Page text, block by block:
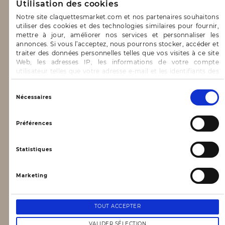
Utilisation des cookies
Notre site claquettesmarket.com et nos partenaires souhaitons
utiliser des cookies et des technologies similaires pour fournir,
mettre à jour, améliorer nos services et personnaliser les
annonces. Si vous l’acceptez, nous pourrons stocker, accéder et
traiter des données personnelles telles que vos visites à ce site
Web, les adresses IP, les informations de votre compte
utilisateur telles que votre adresse e-mail et les identifiants des
cookies.
Vous avez le choix d’« Accepter » pour consentir à ces
utilisations, de « Refuser » pour vous y opposer ou
de sélectionner vos préférences concernant chaque catégorie
de cookie en cliquant sur « Valider la sélection » pour valider vos
options. Vous pouvez à tout moment modifier vos préférences
Nécessaires
Préférences
Statistiques
Marketing
TOUT ACCEPTER
Notre concept
Blog
CONTACT & AIDE
FAQ
Nous contacter
INFORMATIONS
Mentions légales
Conditions générales d’utilisation
Conditions générales de vente
NEWSLETTER